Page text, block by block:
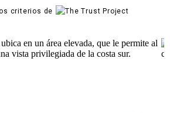
criterios de